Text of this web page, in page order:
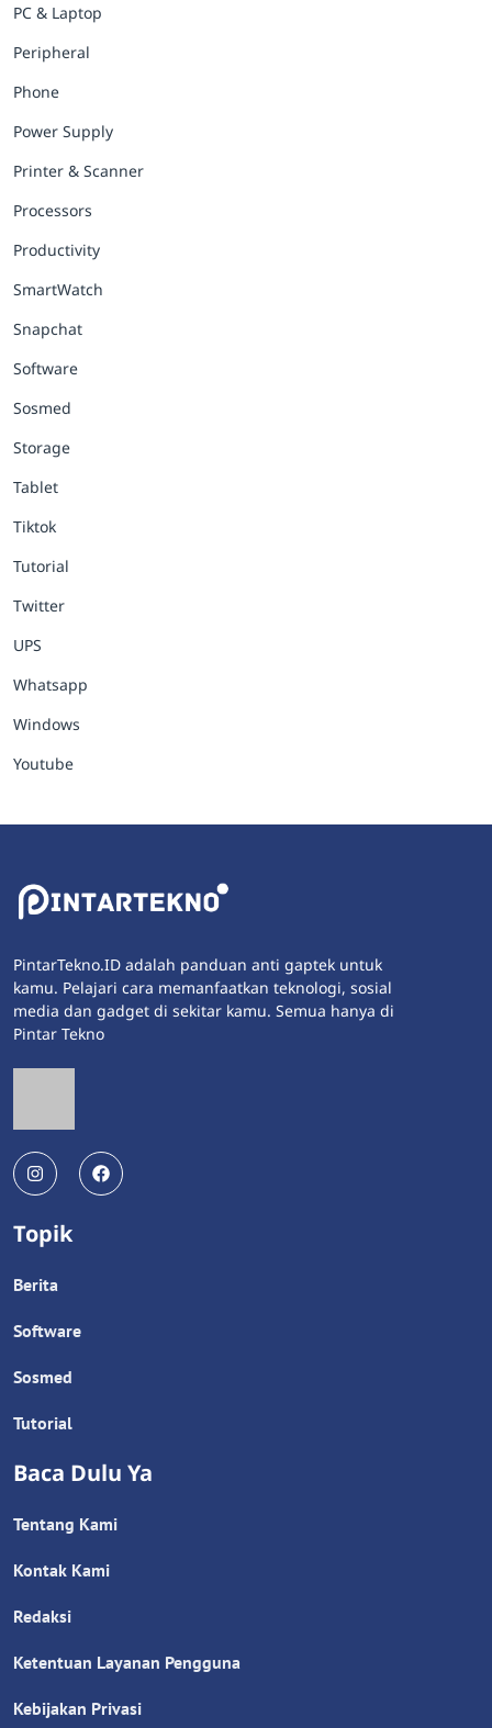
PC & Laptop
Peripheral
Phone
Power Supply
Printer & Scanner
Processors
Productivity
SmartWatch
Snapchat
Software
Sosmed
Storage
Tablet
Tiktok
Tutorial
Twitter
UPS
Whatsapp
Windows
Youtube
PintarTekno.ID adalah panduan anti gaptek untuk
kamu. Pelajari cara memanfaatkan teknologi, sosial
media dan gadget di sekitar kamu. Semua hanya di
Pintar Tekno
Topik
Berita
Software
Sosmed
Tutorial
Baca Dulu Ya
Tentang Kami
Kontak Kami
Redaksi
Ketentuan Layanan Pengguna
Kebijakan Privasi